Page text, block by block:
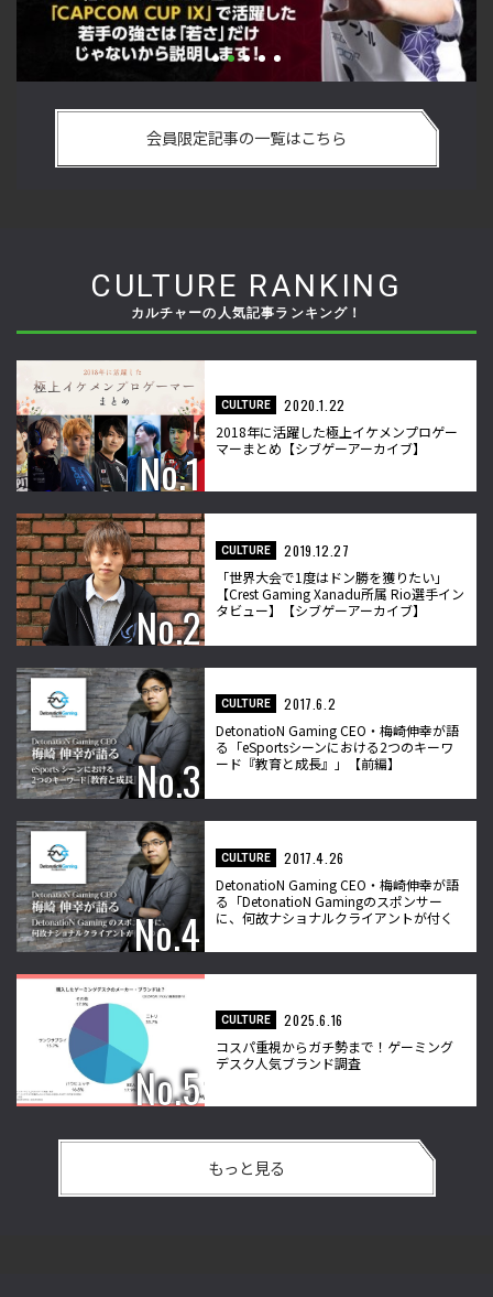
の強さは 「若さ」だけじゃないから説明します！【ストーム
久保のプロ格闘ゲーマーのゲンバから！ 第50回】
会員限定記事の一覧はこちら
CULTURE RANKING
カルチャーの人気記事ランキング！
CULTURE
2020.1.22
2018年に活躍した極上イケメンプロゲー
マーまとめ【シブゲーアーカイブ】
CULTURE
2019.12.27
「世界大会で1度はドン勝を獲りたい」
【Crest Gaming Xanadu所属 Rio選手イン
タビュー】【シブゲーアーカイブ】
CULTURE
2017.6.2
DetonatioN Gaming CEO・梅崎伸幸が語
る「eSportsシーンにおける2つのキーワ
ード『教育と成長』」【前編】
CULTURE
2017.4.26
DetonatioN Gaming CEO・梅崎伸幸が語
る「DetonatioN Gamingのスポンサー
に、何故ナショナルクライアントが付く
CULTURE
2025.6.16
コスパ重視からガチ勢まで！ゲーミング
デスク人気ブランド調査
もっと見る